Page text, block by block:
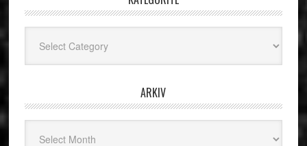
ARKIV